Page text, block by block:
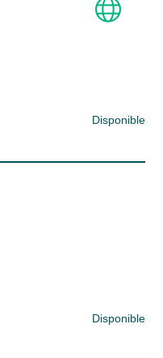
Disponible
Disponible